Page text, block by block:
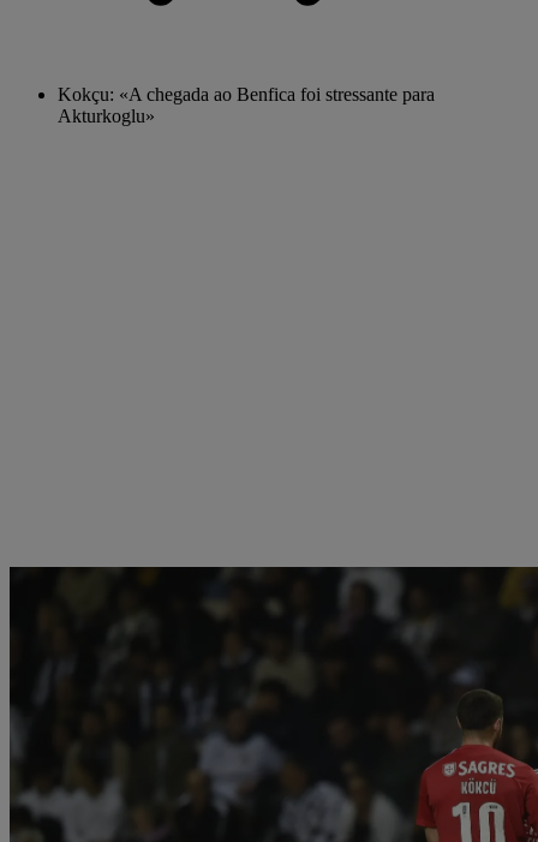
Kokçu: «A chegada ao Benfica foi stressante para
Akturkoglu»